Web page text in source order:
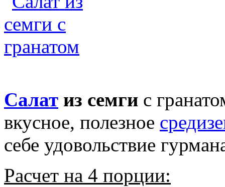
Салат из семги с
вкусное, полезное
себе удовольствие
Расчет на 4 порции: